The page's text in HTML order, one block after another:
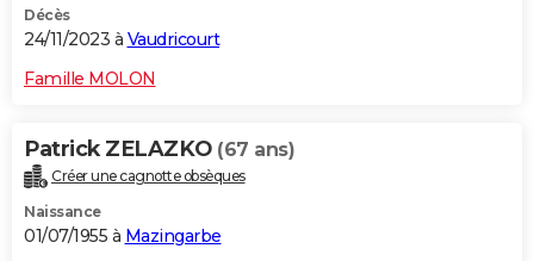
Décès
24/11/2023 à Vaudricourt
Famille MOLON
Patrick ZELAZKO (67 ans)
Créer une cagnotte obsèques
Naissance
01/07/1955 à Mazingarbe